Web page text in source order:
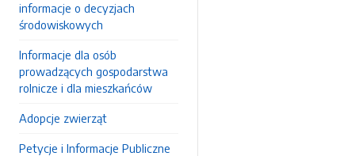
informacje o decyzjach
środowiskowych
Informacje dla osób
prowadzących gospodarstwa
rolnicze i dla mieszkańców
Adopcje zwierząt
Petycje i Informacje Publiczne